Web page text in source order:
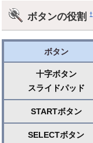
ボタンの役割†
ボタン
十字ボタン
スライドパッド
STARTボタン
SELECTボタン